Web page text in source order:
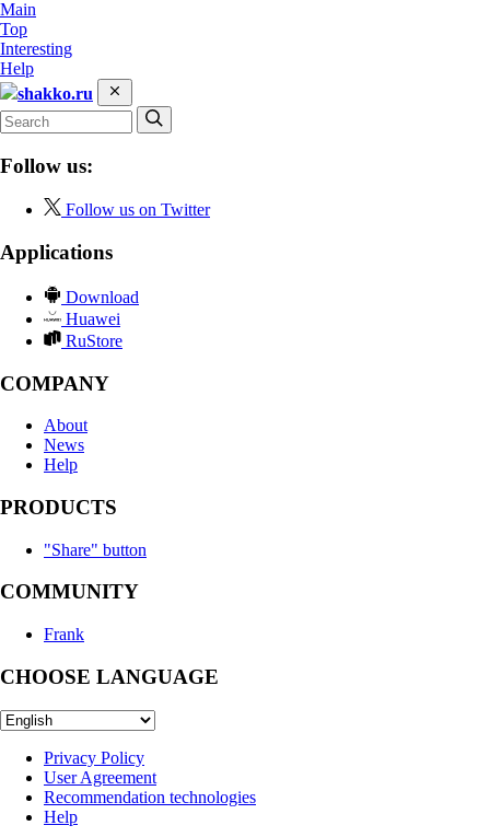
Main
Top
Interesting
Help
shakko.ru
Follow us:
Follow us on Twitter
Applications
Download
Huawei
RuStore
COMPANY
About
News
Help
PRODUCTS
"Share" button
COMMUNITY
Frank
CHOOSE LANGUAGE
Privacy Policy
User Agreement
Recommendation technologies
Help